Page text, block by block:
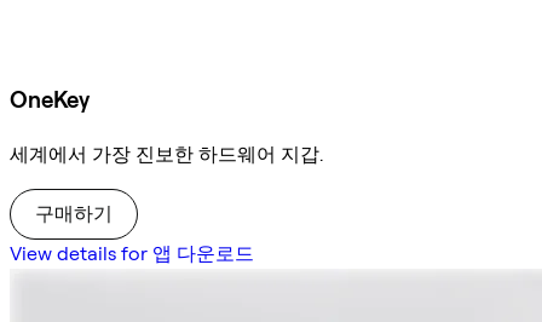
OneKey
세계에서 가장 진보한 하드웨어 지갑.
구매하기
View details for 앱 다운로드